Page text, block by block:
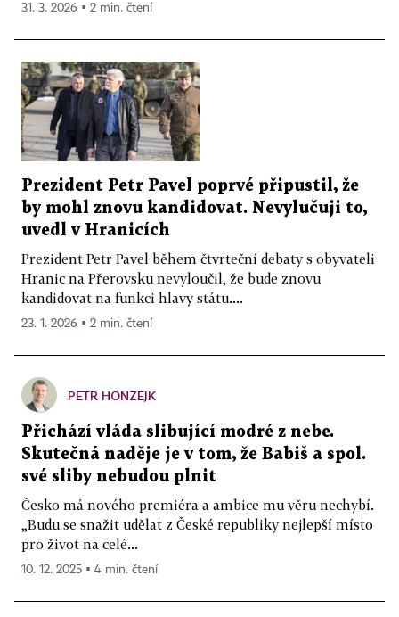
31. 3. 2026 ▪ 2 min. čtení
Prezident Petr Pavel poprvé připustil, že
by mohl znovu kandidovat. Nevylučuji to,
uvedl v Hranicích
Prezident Petr Pavel během čtvrteční debaty s obyvateli
Hranic na Přerovsku nevyloučil, že bude znovu
kandidovat na funkci hlavy státu....
23. 1. 2026 ▪ 2 min. čtení
PETR HONZEJK
Přichází vláda slibující modré z nebe.
Skutečná naděje je v tom, že Babiš a spol.
své sliby nebudou plnit
Česko má nového premiéra a ambice mu věru nechybí.
„Budu se snažit udělat z České republiky nejlepší místo
pro život na celé...
10. 12. 2025 ▪ 4 min. čtení